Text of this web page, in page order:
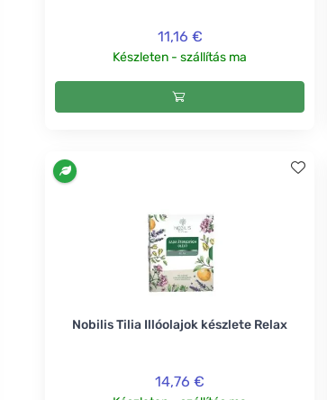
11,16 €
Készleten - szállítás ma
Nobilis Tilia Illóolajok készlete Relax
14,76 €